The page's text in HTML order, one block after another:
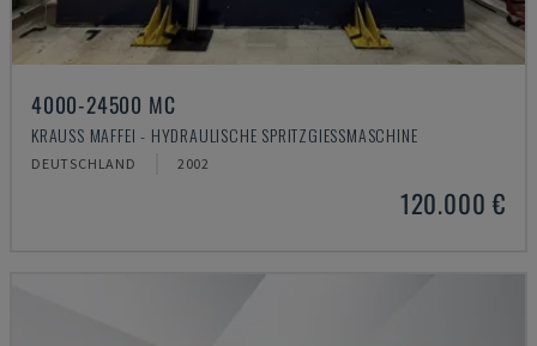
4000-24500 MC
KRAUSS MAFFEI - HYDRAULISCHE SPRITZGIESSMASCHINE
DEUTSCHLAND 2002
120.000 €